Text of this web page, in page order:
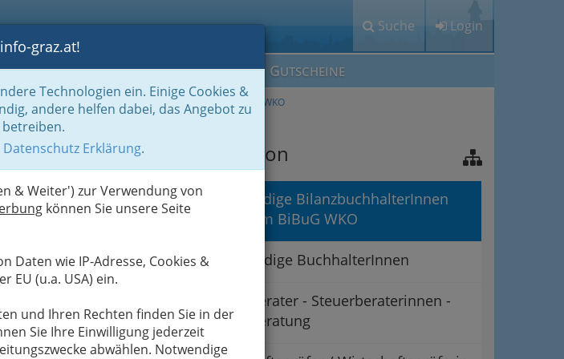
Suche Login
GASTRONOMIE BRANCHEN MEIN IG GUTSCHEINE
graz.at!
Technologien ein. Einige Cookies &
andere helfen dabei, das Angebot zu
Datenschutz Erklärung.
& Weiter') zur Verwendung von
können Sie unsere Seite
Daten wie IP-Adresse, Cookies &
EU (u.a. USA) ein.
und Ihren Rechten finden Sie in der
Sie Ihre Einwilligung jederzeit
abwählen. Notwendige
selbständige BilanzbuchhalterInnen nach dem BiBuG WKO
Navigation
selbständige BilanzbuchhalterInnen
nach dem BiBuG WKO
Selbständige BuchhalterInnen
Steuerberater - Steuerberaterinnen -
Steuerberatung